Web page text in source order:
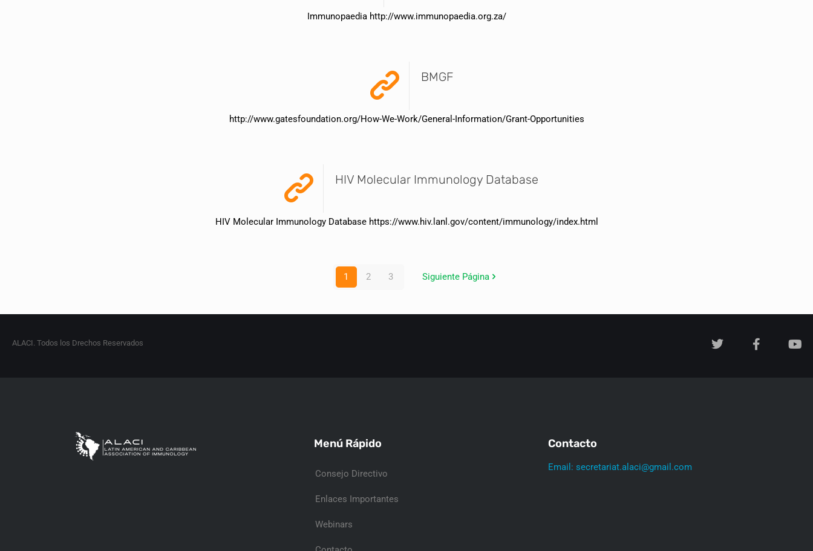
Immunopaedia http://www.immunopaedia.org.za/
BMGF
http://www.gatesfoundation.org/How-We-Work/General-Information/Grant-Opportunities
HIV Molecular Immunology Database
HIV Molecular Immunology Database https://www.hiv.lanl.gov/content/immunology/index.html
1 2 3 Siguiente Página
ALACI. Todos los Drechos Reservados
Menú Rápido
Consejo Directivo
Enlaces Importantes
Webinars
Contacto
Email: secretariat.alaci@gmail.com